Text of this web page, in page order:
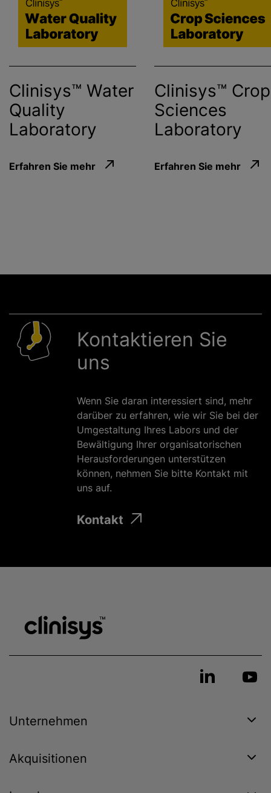
Clinisys™ Water
Quality
Laboratory
Erfahren Sie mehr
Clinisys™ Crop
Sciences
Laboratory
Erfahren Sie mehr
Kontaktieren Sie
uns
Wenn Sie daran interessiert sind, mehr
darüber zu erfahren, wie wir Sie bei der
Umgestaltung Ihres Labors und der
Bewältigung Ihrer organisatorischen
Herausforderungen unterstützen
können, nehmen Sie bitte Kontakt mit
uns auf.
Kontakt
Unternehmen
Akquisitionen